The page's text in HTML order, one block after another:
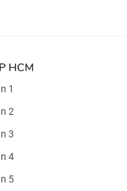
HCM
1
2
3
4
5